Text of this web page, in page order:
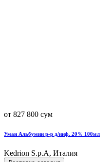
от 827 800 сум
Уман Альбумин р-р д/инф. 20% 100мл
Kedrion S.p.A, Италия